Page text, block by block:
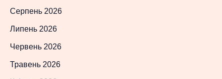
Серпень 2026
Липень 2026
Червень 2026
Травень 2026